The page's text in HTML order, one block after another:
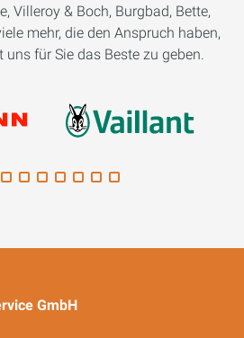
Villeroy & Boch, Burgbad, Bette,
mehr, die den Anspruch haben,
für Sie das Beste zu geben.
GmbH